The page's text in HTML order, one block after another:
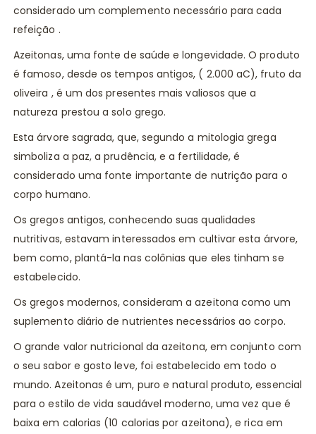
considerado um complemento necessário para cada
refeição .
Azeitonas, uma fonte de saúde e longevidade. O produto
é famoso, desde os tempos antigos, ( 2.000 aC), fruto da
oliveira , é um dos presentes mais valiosos que a
natureza prestou a solo grego.
Esta árvore sagrada, que, segundo a mitologia grega
simboliza a paz, a prudência, e a fertilidade, é
considerado uma fonte importante de nutrição para o
corpo humano.
Os gregos antigos, conhecendo suas qualidades
nutritivas, estavam interessados em cultivar esta árvore,
bem como, plantá-la nas colônias que eles tinham se
estabelecido.
Os gregos modernos, consideram a azeitona como um
suplemento diário de nutrientes necessários ao corpo.
O grande valor nutricional da azeitona, em conjunto com
o seu sabor e gosto leve, foi estabelecido em todo o
mundo. Azeitonas é um, puro e natural produto, essencial
para o estilo de vida saudável moderno, uma vez que é
baixa em calorias (10 calorias por azeitona), e rica em